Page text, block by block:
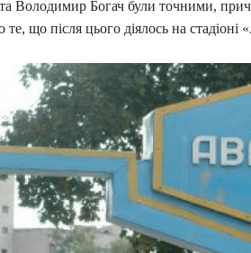
Володимир Богач були точними,
що після цього діялось на стадіоні